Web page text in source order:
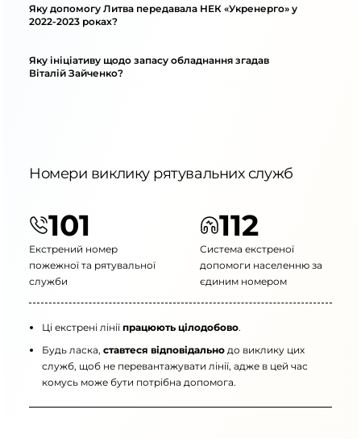
Номери виклику рятувальних служб
101
Екстрений номер
пожежної та рятувальної
служби
112
Система екстреної
допомоги населенню за
єдиним номером
Ці екстрені лінії працюють цілодобово.
Будь ласка, ставтеся відповідально до виклику цих
служб, щоб не перевантажувати лінії, адже в цей час
комусь може бути потрібна допомога.
Яку допомогу Литва передавала НЕК «Укренерго» у
2022-2023 роках?
Яку ініціативу щодо запасу обладнання згадав
Віталій Зайченко?